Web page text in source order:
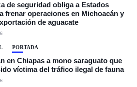
de seguridad obliga a Estados
frenar operaciones en Michoacán y
de aguacate
PORTADA
en Chiapas a mono saraguato que
víctima del tráfico ilegal de fauna